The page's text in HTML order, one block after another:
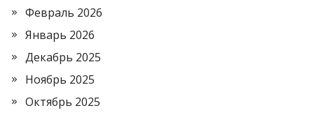
Февраль 2026
Январь 2026
Декабрь 2025
Ноябрь 2025
Октябрь 2025